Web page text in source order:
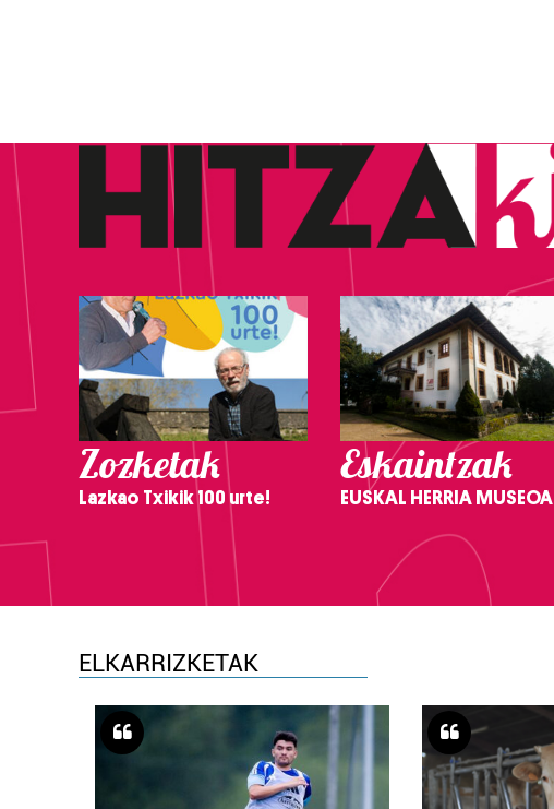
Zozketak
Lazkao Txikik 100 urte!
Eskaintzak
EUSKAL HERRIA MUSEOA
ELKARRIZKETAK